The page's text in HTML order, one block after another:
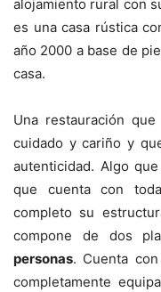
alojamiento rural con
es una casa rústica
año 2000 a base de
casa.
Una restauración
cuidado y cariño y
autenticidad. Algo
que cuenta con
completo su
compone de dos
personas. Cuenta
completamente